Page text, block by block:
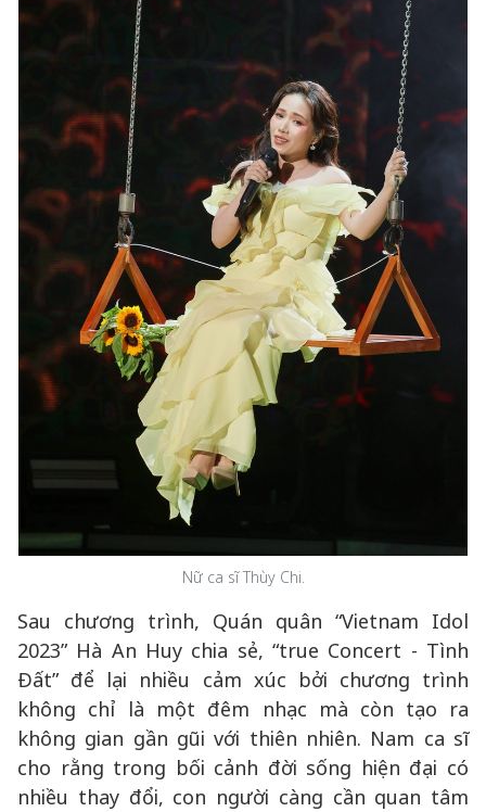
Nữ ca sĩ Thùy Chi.
Sau chương trình, Quán quân “Vietnam Idol
2023” Hà An Huy chia sẻ, “true Concert - Tình
Đất” để lại nhiều cảm xúc bởi chương trình
không chỉ là một đêm nhạc mà còn tạo ra
không gian gần gũi với thiên nhiên. Nam ca sĩ
cho rằng trong bối cảnh đời sống hiện đại có
nhiều thay đổi, con người càng cần quan tâm